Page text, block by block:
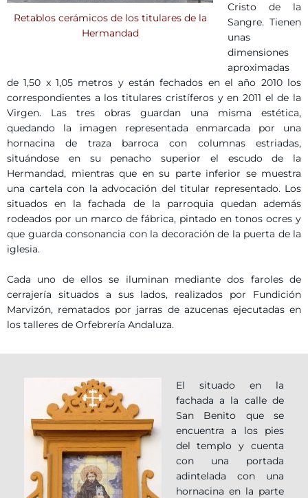
Retablos cerámicos de los titulares de la
Hermandad
Cristo de la
Sangre. Tienen
unas
dimensiones
aproximadas
de 1,50 x 1,05 metros y están fechados en el año 2010 los
correspondientes a los titulares cristíferos y en 2011 el de la
Virgen. Las tres obras guardan una misma estética,
quedando la imagen representada enmarcada por una
hornacina de traza barroca con columnas estriadas,
situándose en su penacho superior el escudo de la
Hermandad, mientras que en su parte inferior se muestra
una cartela con la advocación del titular representado. Los
situados en la fachada de la parroquia quedan además
rodeados por un marco de fábrica, pintado en tonos ocres y
que guarda consonancia con la decoración de la puerta de la
iglesia.
Cada uno de ellos se iluminan mediante dos faroles de
cerrajería situados a sus lados, realizados por Fundición
Marvizón, rematados por jarras de azucenas ejecutadas en
los talleres de Orfebrería Andaluza.
El situado en la
fachada a la calle de
San Benito que se
encuentra a los pies
del templo y cuenta
con una portada
adintelada con una
hornacina en la parte